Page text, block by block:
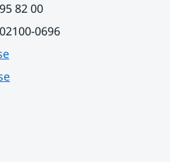
82 00
0696